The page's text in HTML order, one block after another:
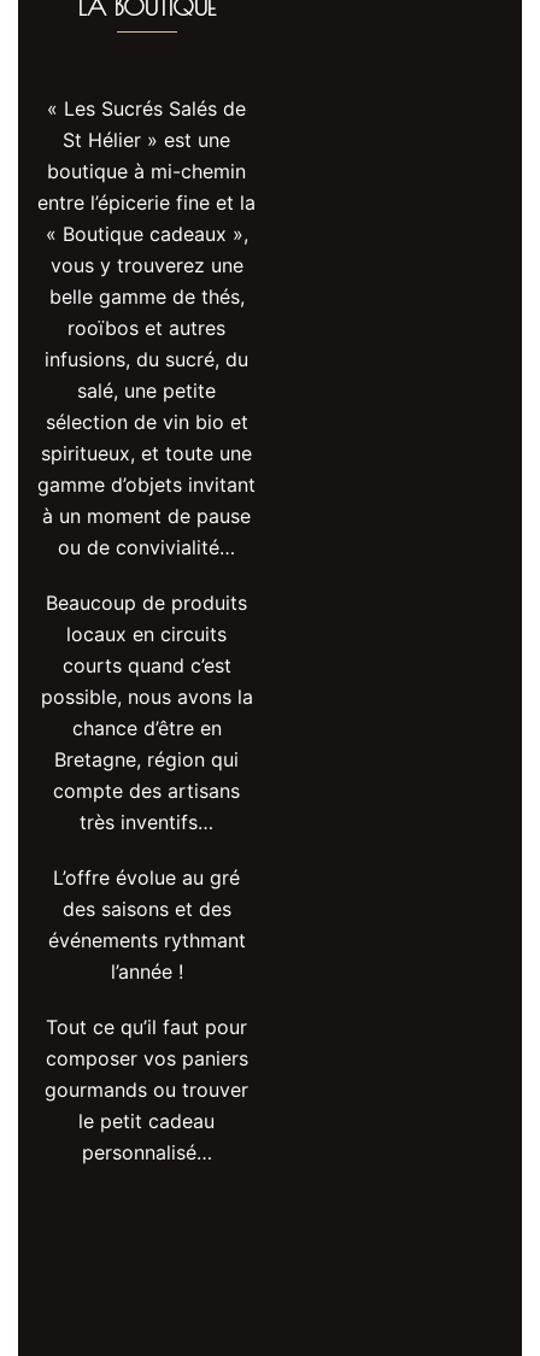
LA BOUTIQUE
« Les Sucrés Salés de
St Hélier » est une
boutique à mi-chemin
entre l’épicerie fine et la
« Boutique cadeaux »,
vous y trouverez une
belle gamme de thés,
rooïbos et autres
infusions, du sucré, du
salé, une petite
sélection de vin bio et
spiritueux, et toute une
gamme d’objets invitant
à un moment de pause
ou de convivialité…
Beaucoup de produits
locaux en circuits
courts quand c’est
possible, nous avons la
chance d’être en
Bretagne, région qui
compte des artisans
très inventifs…
L’offre évolue au gré
des saisons et des
événements rythmant
l’année !
Tout ce qu’il faut pour
composer vos paniers
gourmands ou trouver
le petit cadeau
personnalisé…